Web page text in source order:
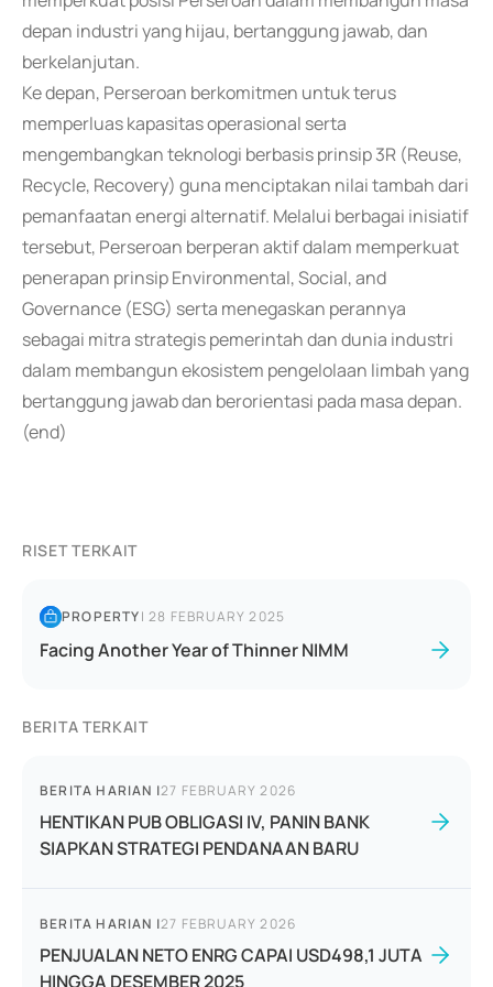
depan industri yang hijau, bertanggung jawab, dan
berkelanjutan.
Ke depan, Perseroan berkomitmen untuk terus
memperluas kapasitas operasional serta
mengembangkan teknologi berbasis prinsip 3R (Reuse,
Recycle, Recovery) guna menciptakan nilai tambah dari
pemanfaatan energi alternatif. Melalui berbagai inisiatif
tersebut, Perseroan berperan aktif dalam memperkuat
penerapan prinsip Environmental, Social, and
Governance (ESG) serta menegaskan perannya
sebagai mitra strategis pemerintah dan dunia industri
dalam membangun ekosistem pengelolaan limbah yang
bertanggung jawab dan berorientasi pada masa depan.
(end)
RISET TERKAIT
PROPERTY|28 FEBRUARY 2025
Facing Another Year of Thinner NIMM
BERITA TERKAIT
BERITA HARIAN |27 FEBRUARY 2026
HENTIKAN PUB OBLIGASI IV, PANIN BANK
SIAPKAN STRATEGI PENDANAAN BARU
BERITA HARIAN |27 FEBRUARY 2026
PENJUALAN NETO ENRG CAPAI USD498,1 JUTA
HINGGA DESEMBER 2025